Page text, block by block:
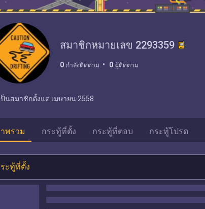
สมาชิกหมายเลข 2293359
0 กำลังติดตาม 0 ผู้ติดตาม
ป็นสมาชิกตั้งแต่ เมษายน 2558
พรวม กระทู้ที่ตั้ง กระทู้ที่ตอบ กระทู้โปรด
ะทู้ที่ตั้ง